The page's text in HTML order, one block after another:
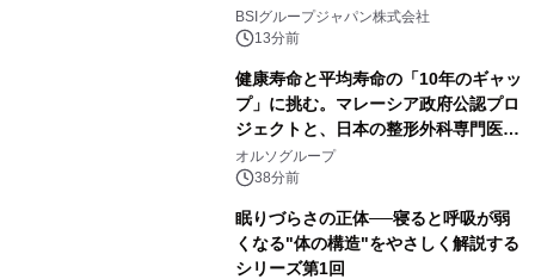
が義務化、 企業の対応はどう変わるの
か？ 法的拘束力をもつGX-ETSの実
動画を公開中
BSIグループジャパン株式会社
13分前
健康寿命と平均寿命の「10年のギャッ
プ」に挑む。マレーシア政府公認プロ
ジェクトと、日本の整形外科専門医が
サステナブルな「エシカル・ツバメの
巣」の共同臨床検証を開始
オルソグループ
38分前
眠りづらさの正体──寝ると呼吸が弱
くなる"体の構造"をやさしく解説する
シリーズ第1回